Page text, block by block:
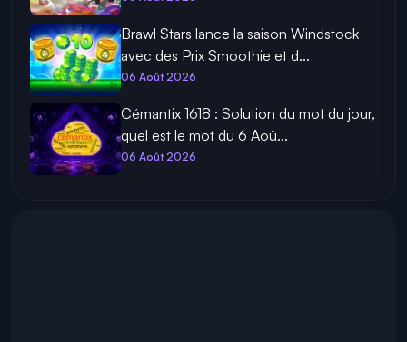
Brawl Stars lance la saison Windstock
avec des Prix Smoothie et d...
06 Août 2026
Cémantix 1618 : Solution du mot du jour,
quel est le mot du 6 Aoû...
06 Août 2026